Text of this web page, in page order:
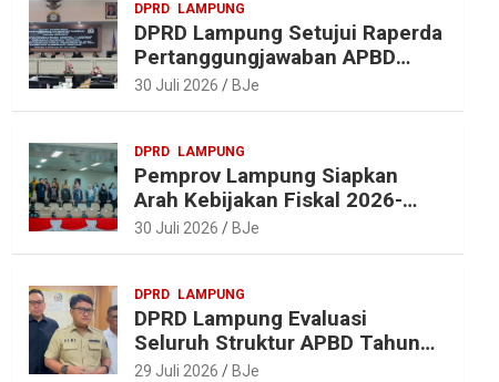
DPRD LAMPUNG
DPRD Lampung Setujui Raperda
Pertanggungjawaban APBD
2025, Beri Sejumlah
Rekomendasi Perbaikan
30 Juli 2026 BJe
DPRD LAMPUNG
Pemprov Lampung Siapkan
Arah Kebijakan Fiskal 2026-
2027 yang Realistis dan
Berkelanjutan
30 Juli 2026 BJe
DPRD LAMPUNG
DPRD Lampung Evaluasi
Seluruh Struktur APBD Tahun
2027
29 Juli 2026 BJe